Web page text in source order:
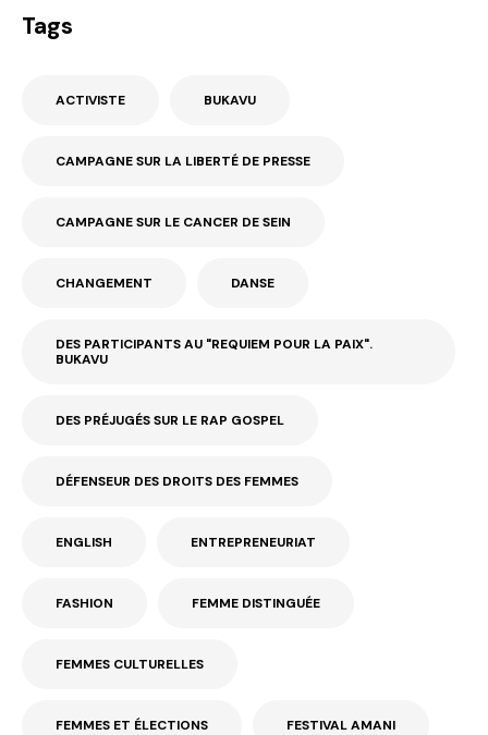
Tags
ACTIVISTE BUKAVU
CAMPAGNE SUR LA LIBERTÉ DE PRESSE
CAMPAGNE SUR LE CANCER DE SEIN
CHANGEMENT DANSE
DES PARTICIPANTS AU "REQUIEM POUR LA PAIX".
BUKAVU
DES PRÉJUGÉS SUR LE RAP GOSPEL
DÉFENSEUR DES DROITS DES FEMMES
ENGLISH ENTREPRENEURIAT
FASHION FEMME DISTINGUÉE
FEMMES CULTURELLES
FEMMES ET ÉLECTIONS FESTIVAL AMANI